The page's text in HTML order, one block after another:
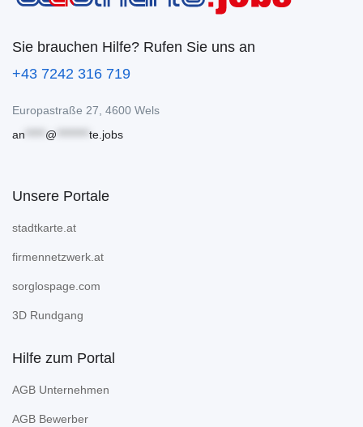
Sie brauchen Hilfe? Rufen Sie uns an
+43 7242 316 719
Europastraße 27, 4600 Wels
an
@ te.jobs
Unsere Portale
stadtkarte.at
firmennetzwerk.at
sorglospage.com
3D Rundgang
Hilfe zum Portal
AGB Unternehmen
AGB Bewerber